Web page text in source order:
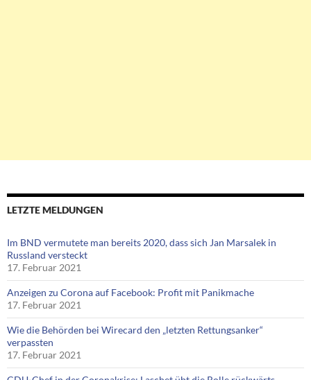
LETZTE MELDUNGEN
Im BND vermutete man bereits 2020, dass sich Jan Marsalek in
Russland versteckt
17. Februar 2021
Anzeigen zu Corona auf Facebook: Profit mit Panikmache
17. Februar 2021
Wie die Behörden bei Wirecard den „letzten Rettungsanker“
verpassten
17. Februar 2021